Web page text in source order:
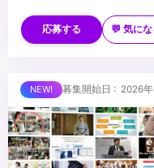
・何らかのディレクション
・動画／YouTubeに関する
・変化を楽しめる方
・自走できる方
■求める人物像
・将来独立・起業を考えて
・動画の専門スキルを身に
・信頼する仲間と働きたい
...
応募する 💬 気に
募集開始日 : 2026年